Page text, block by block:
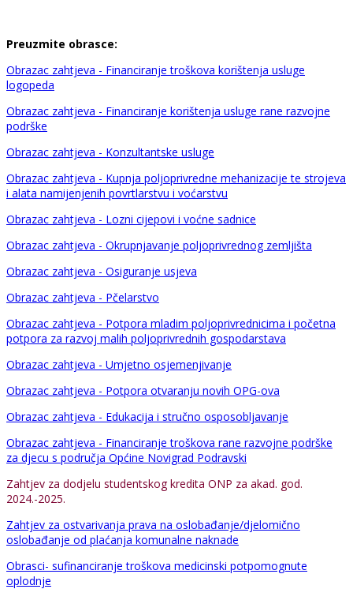
Preuzmite obrasce:
Obrazac zahtjeva - Financiranje troškova korištenja usluge
logopeda
Obrazac zahtjeva - Financiranje korištenja usluge rane razvojne
podrške
Obrazac zahtjeva - Konzultantske usluge
Obrazac zahtjeva - Kupnja poljoprivredne mehanizacije te strojeva
i alata namijenjenih povrtlarstvu i voćarstvu
Obrazac zahtjeva - Lozni cijepovi i voćne sadnice
Obrazac zahtjeva - Okrupnjavanje poljoprivrednog zemljišta
Obrazac zahtjeva - Osiguranje usjeva
Obrazac zahtjeva - Pčelarstvo
Obrazac zahtjeva - Potpora mladim poljoprivrednicima i početna
potpora za razvoj malih poljoprivrednih gospodarstava
Obrazac zahtjeva - Umjetno osjemenjivanje
Obrazac zahtjeva - Potpora otvaranju novih OPG-ova
Obrazac zahtjeva - Edukacija i stručno osposobljavanje
Obrazac zahtjeva - Financiranje troškova rane razvojne podrške
za djecu s područja Općine Novigrad Podravski
Zahtjev za dodjelu studentskog kredita ONP za akad. god.
2024.-2025.
Zahtjev za ostvarivanja prava na oslobađanje/djelomično
oslobađanje od plaćanja komunalne naknade
Obrasci- sufinanciranje troškova medicinski potpomognute
oplodnje